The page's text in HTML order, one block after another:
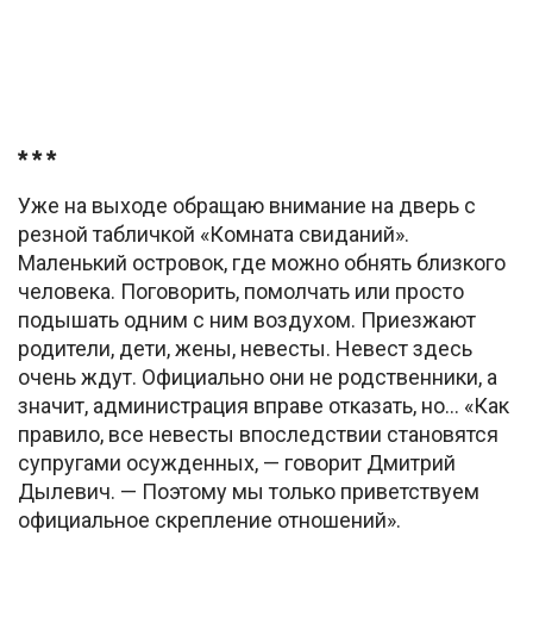
* * *
Уже на выходе обращаю внимание на дверь с
резной табличкой «Комната свиданий».
Маленький островок, где можно обнять близкого
человека. Поговорить, помолчать или просто
подышать одним с ним воздухом. Приезжают
родители, дети, жены, невесты. Невест здесь
очень ждут. Официально они не родственники, а
значит, администрация вправе отказать, но… «Как
правило, все невесты впоследствии становятся
супругами осужденных, — говорит Дмитрий
Дылевич. — Поэтому мы только приветствуем
официальное скрепление отношений».